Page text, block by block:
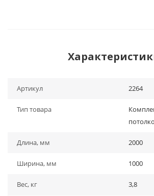
Артикул 2264
Тип товара
Длина, мм 2000
Ширина, мм 1000
Вес, кг 3,8